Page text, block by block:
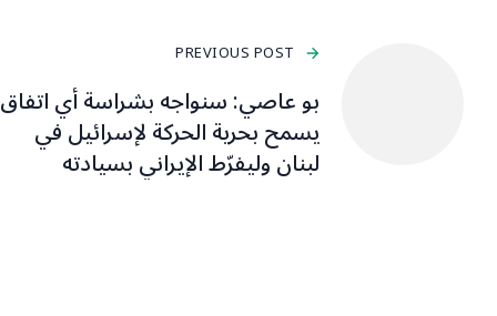
PREVIOUS POST
بو عاصي: سنواجه بشراسة أي اتفاق
يسمح بحرية الحركة لإسرائيل في
لبنان وليفرّط الإيراني بسيادته